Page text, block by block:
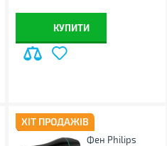
КУПИТИ
ХІТ ПРОДАЖІВ
Фен Philips